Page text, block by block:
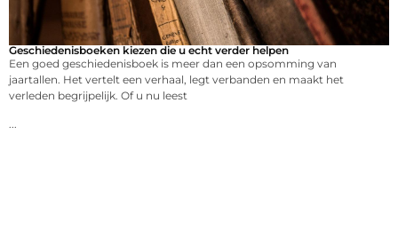
Geschiedenisboeken kiezen die u echt verder helpen
Een goed geschiedenisboek is meer dan een opsomming van
jaartallen. Het vertelt een verhaal, legt verbanden en maakt het
verleden begrijpelijk. Of u nu leest
...